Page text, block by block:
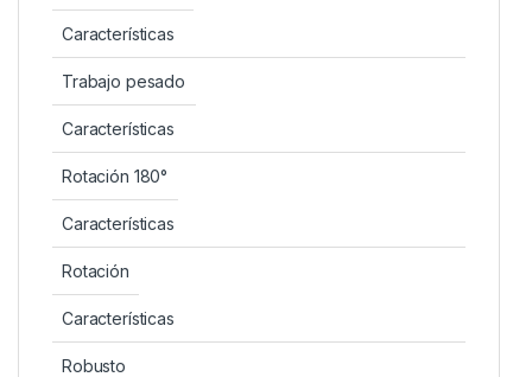
Características
Trabajo pesado
Características
Rotación 180°
Características
Rotación
Características
Robusto